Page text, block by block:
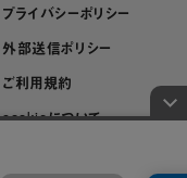
プライバシーポリシー
外部送信ポリシー
ご利用規約
cookieについて